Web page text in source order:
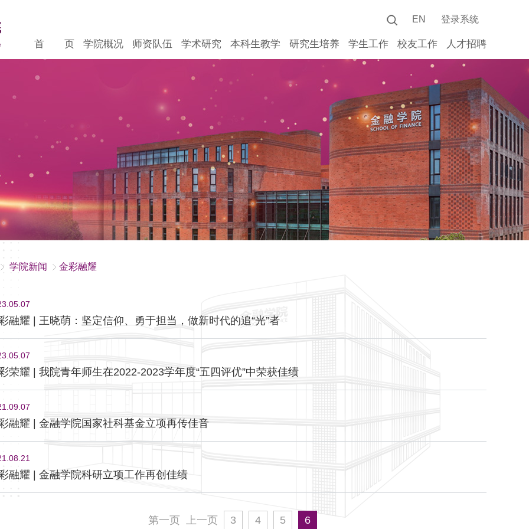
EN 登录系统
首 页 学院概况 师资队伍 学术研究 本科生教学 研究生培养 学生工作 校友工作 人才招聘
学院新闻 金彩融耀
融耀 | 王晓萌：坚定信仰、勇于担当，做新时代的追“光”者
荣耀 | 我院青年师生在2022-2023学年度“五四评优”中荣获佳绩
融耀 | 金融学院国家社科基金立项再传佳音
融耀 | 金融学院科研立项工作再创佳绩
第一页 上一页 3 4 5 6